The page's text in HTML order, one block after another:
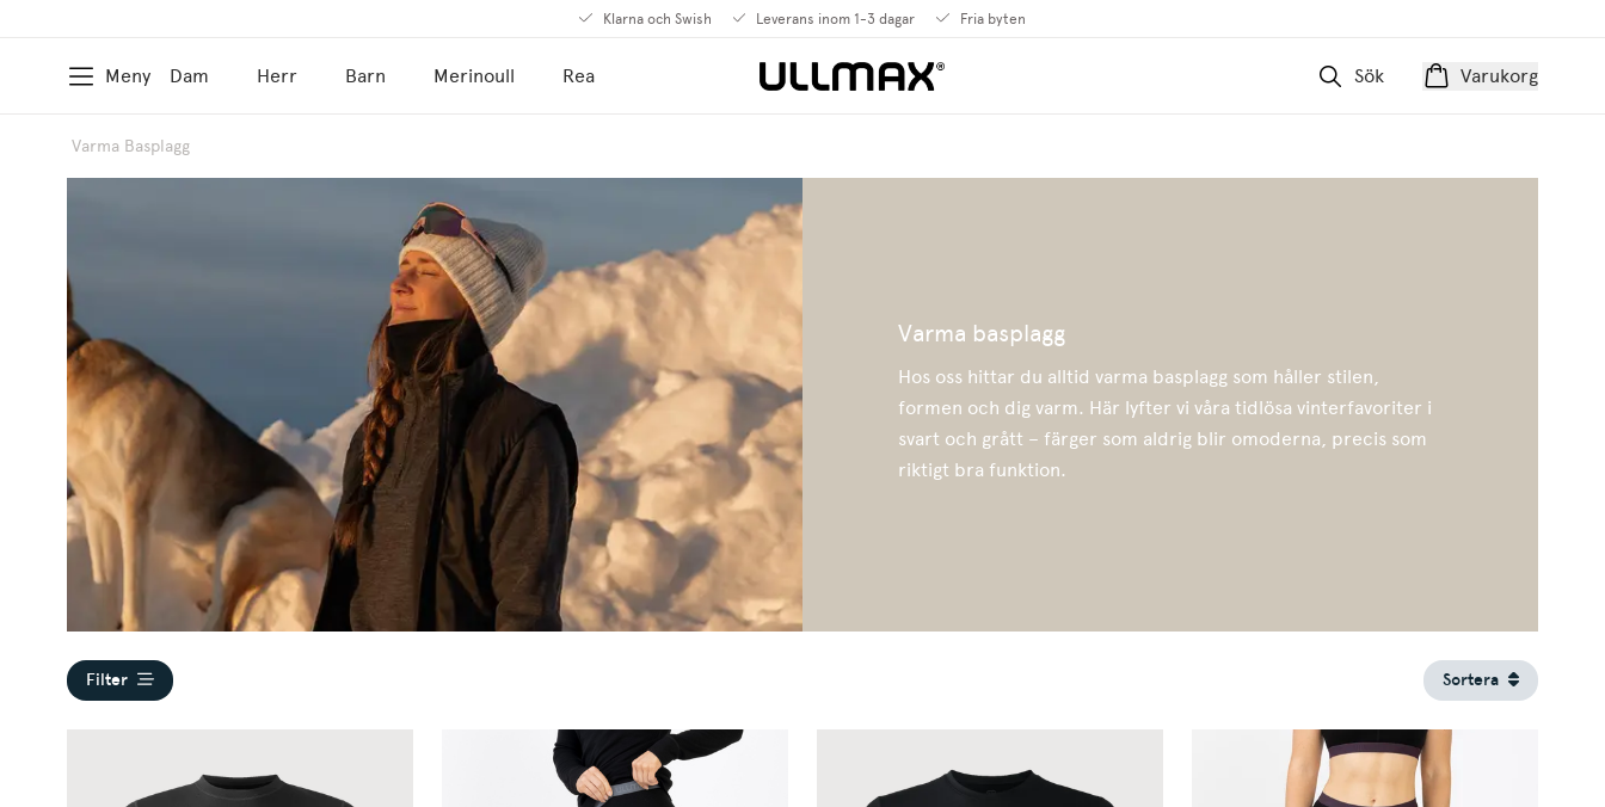
Klarna och Swish Leverans inom 1-3 dagar Fria byten
Meny Dam Herr Barn Merinoull Rea Sök Varukorg
Varma Basplagg
Varma basplagg
Hos oss hittar du alltid varma basplagg som håller stilen,
formen och dig varm. Här lyfter vi våra tidlösa vinterfavoriter i
svart och grått – färger som aldrig blir omoderna, precis som
riktigt bra funktion.
Filter Sortera